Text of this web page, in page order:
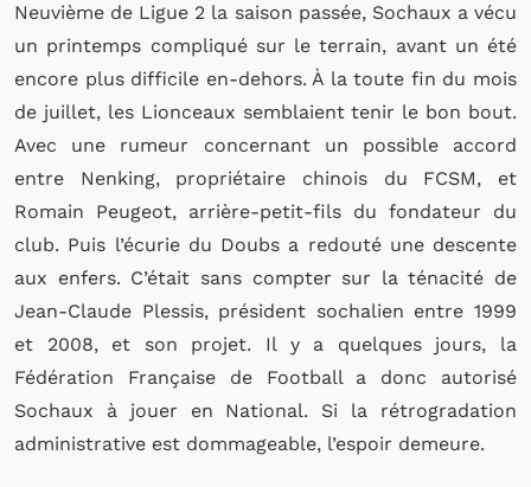
Neuvième de Ligue 2 la saison passée, Sochaux a vécu
un printemps compliqué sur le terrain, avant un été
encore plus difficile en-dehors. À la toute fin du mois
de juillet, les Lionceaux semblaient tenir le bon bout.
Avec une rumeur concernant un possible accord
entre Nenking, propriétaire chinois du FCSM, et
Romain Peugeot, arrière-petit-fils du fondateur du
club. Puis l’écurie du Doubs a redouté une descente
aux enfers. C’était sans compter sur la ténacité de
Jean-Claude Plessis, président sochalien entre 1999
et 2008, et son projet. Il y a quelques jours, la
Fédération Française de Football a donc autorisé
Sochaux à jouer en National. Si la rétrogradation
administrative est dommageable, l’espoir demeure.